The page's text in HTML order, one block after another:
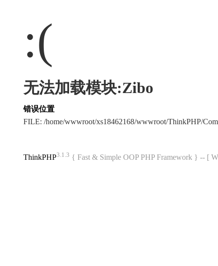
:(
无法加载模块:Zibo
错误位置
FILE: /home/wwwroot/xs18462168/wwwroot/ThinkPHP/
ThinkPHP3.1.3 { Fast & Simple OOP PHP Framework } -- [